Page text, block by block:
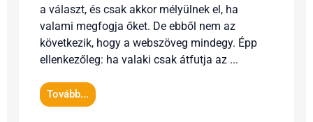
a választ, és csak akkor mélyülnek el, ha
valami megfogja őket. De ebből nem az
következik, hogy a webszöveg mindegy. Épp
ellenkezőleg: ha valaki csak átfutja az ...
Tovább...